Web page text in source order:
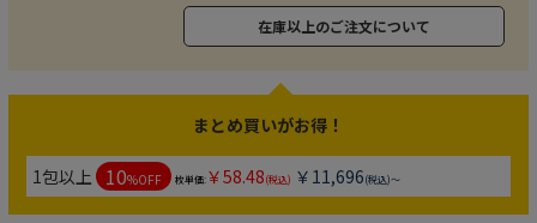
在庫以上のご注文について
まとめ買いがお得！
1包以上 10%OFF 枚単価:￥58.48(税込) ￥11,696(税込)～